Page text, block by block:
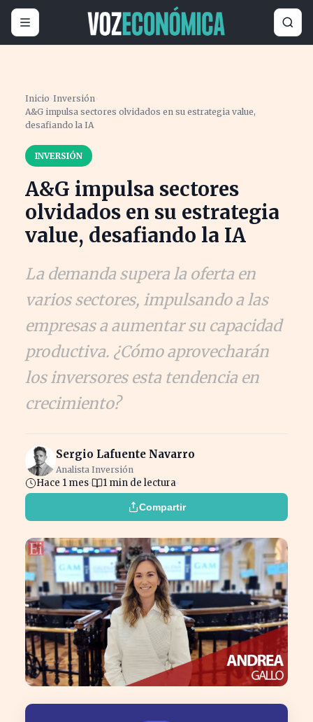
Inicio ›Inversión›
A&G impulsa sectores olvidados en su estrategia value,
desafiando la IA
INVERSIÓN
A&G impulsa sectores
olvidados en su estrategia
value, desafiando la IA
La demanda supera la oferta en
varios sectores, impulsando a las
empresas a aumentar su capacidad
productiva. ¿Cómo aprovecharán
los inversores esta tendencia en
crecimiento?
Sergio Lafuente Navarro
Analista Inversión
Hace 1 mes 1 min de lectura
Compartir